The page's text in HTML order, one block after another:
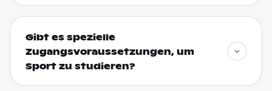
Gibt es spezielle
Zugangsvoraussetzungen, um
Sport zu studieren?